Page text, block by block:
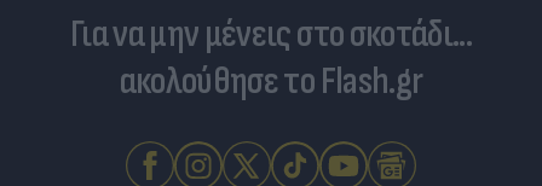
Για να μην μένεις στο σκοτάδι...
ακολούθησε το Flash.gr